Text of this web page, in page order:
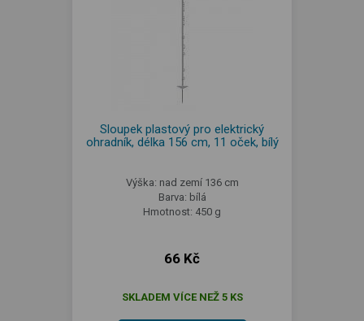
Sloupek plastový pro elektrický
ohradník, délka 156 cm, 11 oček, bílý
Výška: nad zemí 136 cm
Barva: bílá
Hmotnost: 450 g
66 Kč
SKLADEM VÍCE NEŽ 5 KS